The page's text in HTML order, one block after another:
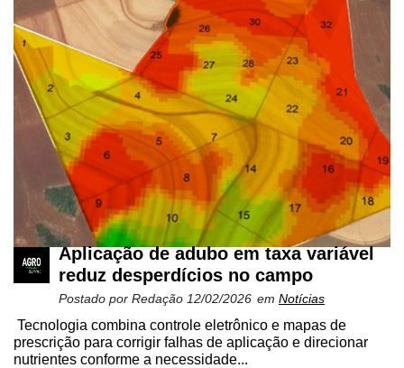
Aplicação de adubo em taxa variável
reduz desperdícios no campo
Postado por Redação 12/02/2026 em Notícias
Tecnologia combina controle eletrônico e mapas de
prescrição para corrigir falhas de aplicação e direcionar
nutrientes conforme a necessidade...